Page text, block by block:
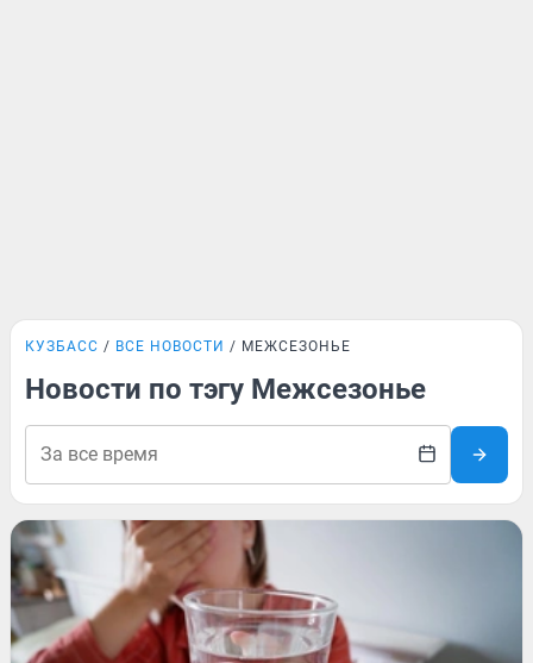
КУЗБАСС ВСЕ НОВОСТИ МЕЖСЕЗОНЬЕ
Новости по тэгу Межсезонье